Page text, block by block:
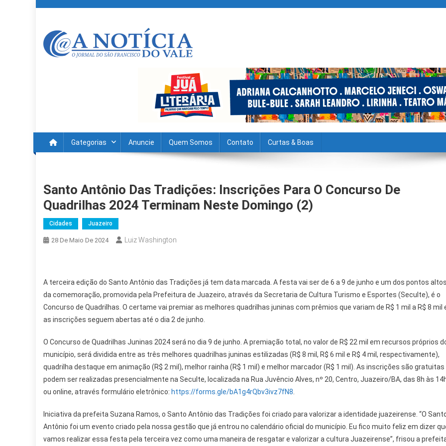
content
Gategorias Anuncie Quem Somos Contato Curtas & Boas
Santo Antônio Das Tradições: Inscrições Para O Concurso De
Quadrilhas 2024 Terminam Neste Domingo (2)
Cidades Juazeiro
28 De Maio De 2024 Luiz Washington
A terceira edição do Santo Antônio das Tradições já tem data marcada. A festa vai ser de 6 a 9 de junho e um dos pontos altos
da comemoração, promovida pela Prefeitura de Juazeiro, através da Secretaria de Cultura Turismo e Esportes (Seculte), é o
Concurso de Quadrilhas. O certame vai premiar as melhores quadrilhas juninas com prêmios que variam de R$ 1 mil a R$ 8 mil
as inscrições seguem abertas até o dia 2 de junho.
O Concurso de Quadrilhas Juninas 2024 será no dia 9 de junho. A premiação total, no valor de R$ 22 mil em recursos próprios
município, será dividida entre as três melhores quadrilhas juninas estilizadas (R$ 8 mil, R$ 6 mil e R$ 4 mil, respectivamente),
quadrilha destaque em animação (R$ 2 mil), melhor rainha (R$ 1 mil) e melhor marcador (R$ 1 mil). As inscrições são gratuitas
podem ser realizadas presencialmente na Seculte, localizada na Rua Juvêncio Alves, nº 20, Centro, Juazeiro/BA, das 8h às
ou online, através formulário eletrônico: https://forms.gle/bA1g4rQbv3ivz7fN8
Iniciativa da prefeita Suzana Ramos, o Santo Antônio das Tradições foi criado para valorizar a identidade juazeirense. “O
Antônio foi um evento criado pela nossa gestão que já entrou no calendário oficial do município. Eu fico muito feliz em dizer
vamos realizar essa festa pela terceira vez como uma maneira de resgatar e valorizar a cultura Juazeirense”, frisou a